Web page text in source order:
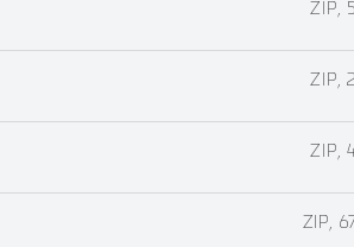
ZIP,
ZIP,
ZIP,
ZIP,